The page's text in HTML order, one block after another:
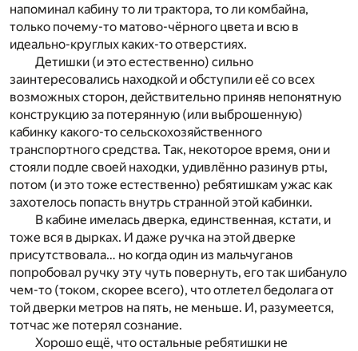
напоминал кабину то ли трактора, то ли комбайна,
только почему-то матово-чёрного цвета и всю в
идеально-круглых каких-то отверстиях.
Детишки (и это естественно) сильно
заинтересовались находкой и обступили её со всех
возможных сторон, действительно приняв непонятную
конструкцию за потерянную (или выброшенную)
кабинку какого-то сельскохозяйственного
транспортного средства. Так, некоторое время, они и
стояли подле своей находки, удивлённо разинув рты,
потом (и это тоже естественно) ребятишкам ужас как
захотелось попасть внутрь странной этой кабинки.
В кабине имелась дверка, единственная, кстати, и
тоже вся в дырках. И даже ручка на этой дверке
присутствовала… но когда один из мальчуганов
попробовал ручку эту чуть повернуть, его так шибануло
чем-то (током, скорее всего), что отлетел бедолага от
той дверки метров на пять, не меньше. И, разумеется,
тотчас же потерял сознание.
Хорошо ещё, что остальные ребятишки не